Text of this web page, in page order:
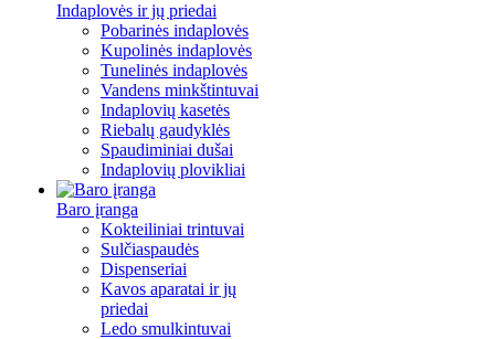
Indaplovės ir jų priedai
Pobarinės indaplovės
Kupolinės indaplovės
Tunelinės indaplovės
Vandens minkštintuvai
Indaplovių kasetės
Riebalų gaudyklės
Spaudiminiai dušai
Indaplovių plovikliai
Baro įranga
Kokteiliniai trintuvai
Sulčiaspaudės
Dispenseriai
Kavos aparatai ir jų
priedai
Ledo smulkintuvai